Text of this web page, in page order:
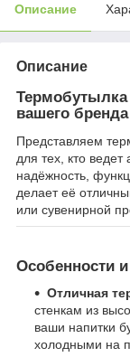
Описание
Описание
Термобутылка
вашего бренда
Представляем
для тех, кто
надёжность,
делает её
или сувенирной
Особенности
Отличная
стенкам из
ваши напитки
холодными на